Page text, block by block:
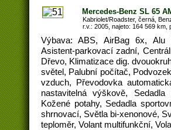
Mercedes-Benz SL 65
Kabriolet/Roadster, černá,
r.v.: 2005, najeto: 164 569 km,
Výbava: ABS, AirBag 6x, Alu
Asistent-parkovací zadní,
Dřevo, Klimatizace dig.
světel, Palubní počítač,
vzduch, Převodovka
nastavitelná výškově, Sedadla
Kožené potahy, Sedadla
shrnovací, Světla bi-xenonové,
teploměr, Volant multifunkční,